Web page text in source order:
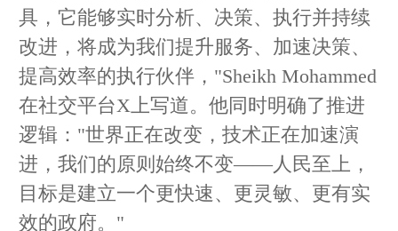
具，它能够实时分析、决策、执行并持续
改进，将成为我们提升服务、加速决策、
提高效率的执行伙伴，"Sheikh Mohammed
在社交平台X上写道。他同时明确了推进
逻辑："世界正在改变，技术正在加速演
进，我们的原则始终不变——人民至上，
目标是建立一个更快速、更灵敏、更有实
效的政府。"